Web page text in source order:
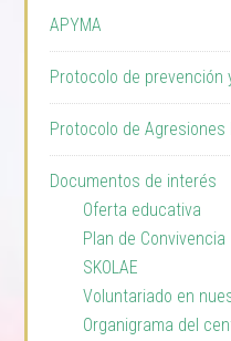
APYMA
Protocolo de
Protocolo de Agresiones
Documentos de interés
Oferta educativa
Plan de Convivencia
SKOLAE
Voluntariado en
Organigrama del